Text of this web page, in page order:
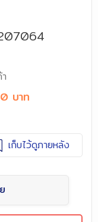
บาท
เก็บไว้ดูภายหลัง